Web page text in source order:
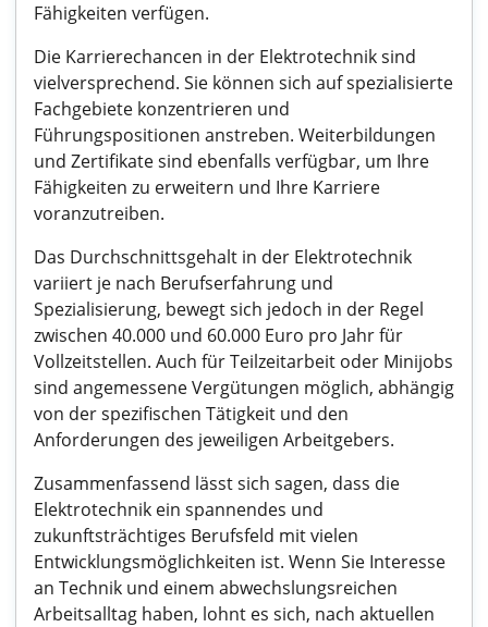
Fähigkeiten verfügen.
Die Karrierechancen in der Elektrotechnik sind
vielversprechend. Sie können sich auf spezialisierte
Fachgebiete konzentrieren und
Führungspositionen anstreben. Weiterbildungen
und Zertifikate sind ebenfalls verfügbar, um Ihre
Fähigkeiten zu erweitern und Ihre Karriere
voranzutreiben.
Das Durchschnittsgehalt in der Elektrotechnik
variiert je nach Berufserfahrung und
Spezialisierung, bewegt sich jedoch in der Regel
zwischen 40.000 und 60.000 Euro pro Jahr für
Vollzeitstellen. Auch für Teilzeitarbeit oder Minijobs
sind angemessene Vergütungen möglich, abhängig
von der spezifischen Tätigkeit und den
Anforderungen des jeweiligen Arbeitgebers.
Zusammenfassend lässt sich sagen, dass die
Elektrotechnik ein spannendes und
zukunftsträchtiges Berufsfeld mit vielen
Entwicklungsmöglichkeiten ist. Wenn Sie Interesse
an Technik und einem abwechslungsreichen
Arbeitsalltag haben, lohnt es sich, nach aktuellen